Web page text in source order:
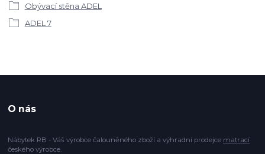
Obývací stěna ADEL
ADEL 7
O nás
Nábytek RB - Váš výrobce čalouněného zboží a výhradní prodejce matrací
českého výrobce.